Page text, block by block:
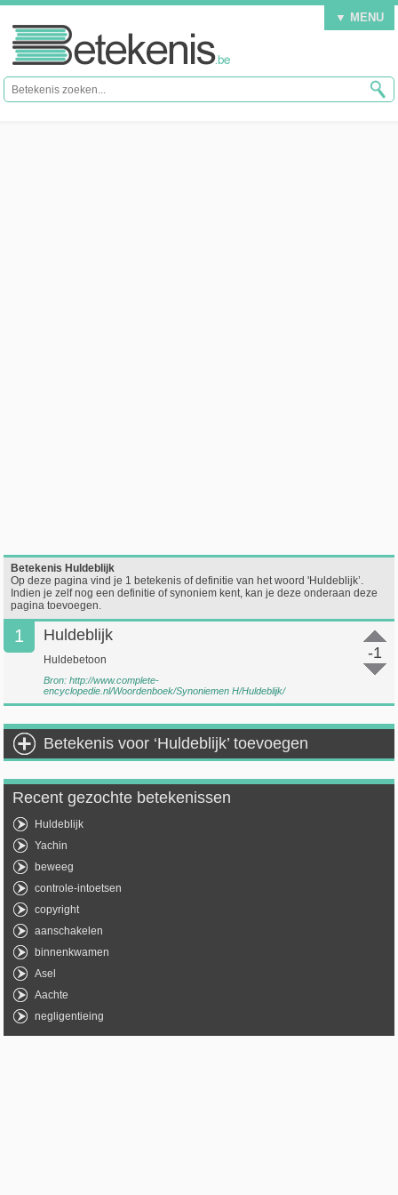
▼ MENU
Betekenis Huldeblijk
Op deze pagina vind je 1 betekenis of definitie van het woord 'Huldeblijk’.
Indien je zelf nog een definitie of synoniem kent, kan je deze onderaan deze
pagina toevoegen.
1
-1
Huldeblijk
Huldebetoon
Bron:http://www.complete-
encyclopedie.nl/Woordenboek/Synoniemen H/Huldeblijk/
Betekenis voor ‘Huldeblijk’ toevoegen
Recent gezochte betekenissen
Huldeblijk
Yachin
beweeg
controle-intoetsen
copyright
aanschakelen
binnenkwamen
Asel
Aachte
negligentieing